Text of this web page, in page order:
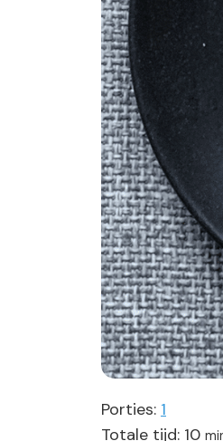
Porties: 1
Totale tijd: 10